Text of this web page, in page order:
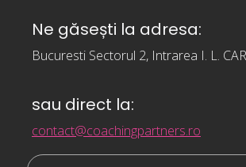
Ne găsești la adresa:
Bucuresti Sectorul 2, Intrarea I. L.
sau direct la:
contact@coachingpartners.ro